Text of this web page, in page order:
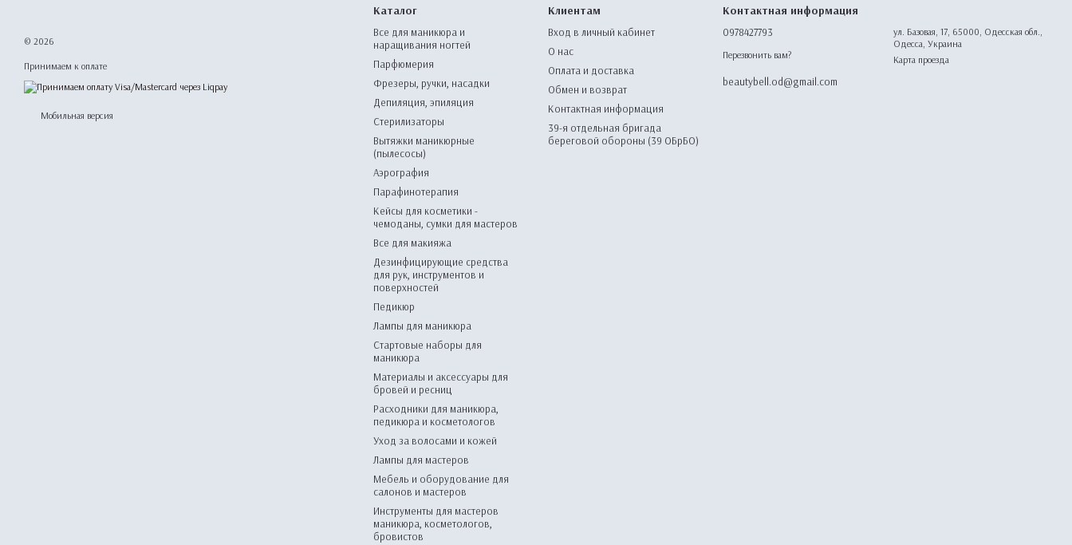
© 2026
Принимаем к оплате
Мобильная версия
Каталог
Все для маникюра и
наращивания ногтей
Парфюмерия
Фрезеры, ручки, насадки
Депиляция, эпиляция
Стерилизаторы
Вытяжки маникюрные
(пылесосы)
Аэрография
Парафинотерапия
Кейсы для косметики -
чемоданы, сумки для мастеров
Все для макияжа
Дезинфицирующие средства
для рук, инструментов и
поверхностей
Педикюр
Лампы для маникюра
Стартовые наборы для
маникюра
Материалы и аксессуары для
бровей и ресниц
Расходники для маникюра,
педикюра и косметологов
Уход за волосами и кожей
Лампы для мастеров
Мебель и оборудование для
салонов и мастеров
Инструменты для мастеров
маникюра, косметологов,
бровистов
Клиентам
Вход в личный кабинет
О нас
Оплата и доставка
Обмен и возврат
Контактная информация
39-я отдельная бригада
береговой обороны (39 ОБрБО)
Контактная информация
0978427793
Перезвонить вам?
beautybell.od@gmail.com
ул. Базовая, 17, 65000, Одесская обл.,
Одесса, Украина
Карта проезда